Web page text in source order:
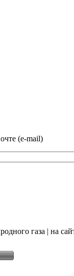
(e-mail)
газа | на